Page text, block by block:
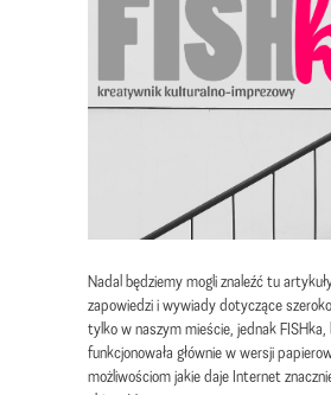
Nadal będziemy mogli znaleźć tu
zapowiedzi i wywiady dotyczące
tylko w naszym mieście, jednak
funkcjonowała głównie w wersji
możliwościom jakie daje Internet